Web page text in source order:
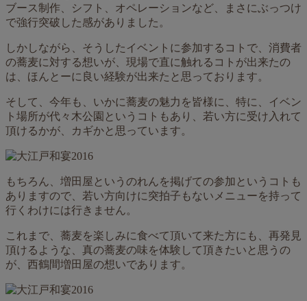
ブース制作、シフト、オペレーションなど、まさにぶっつけ
で強行突破した感がありました。
しかしながら、そうしたイベントに参加するコトで、消費者
の蕎麦に対する想いが、現場で直に触れるコトが出来たの
は、ほんとーに良い経験が出来たと思っております。
そして、今年も、いかに蕎麦の魅力を皆様に、特に、イベン
ト場所が代々木公園というコトもあり、若い方に受け入れて
頂けるかが、カギかと思っています。
もちろん、増田屋というのれんを掲げての参加というコトも
ありますので、若い方向けに突拍子もないメニューを持って
行くわけには行きません。
これまで、蕎麦を楽しみに食べて頂いて来た方にも、再発見
頂けるような、真の蕎麦の味を体験して頂きたいと思うの
が、西鶴間増田屋の想いであります。